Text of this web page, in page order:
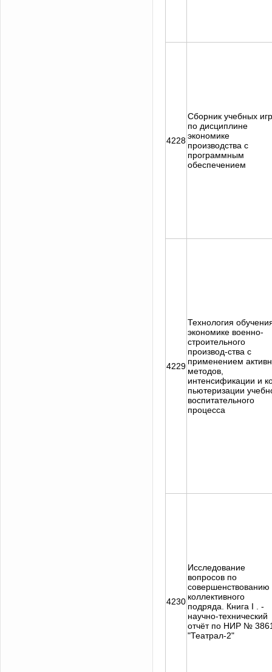
4228
Сборник учебных игр
по дисциплине
экономике
производства с
программным
обеспечением
4229
Технология
экономике военно-
строительного
производ-ства с
применением
методов,
интенсификации и
пьютеризации
воспитательного
процесса
4230
Исследование
вопросов по
совершенствованию
коллективного
подряда. Книга I . -
научно-технический
отчёт по НИР №
"Театрал-2"